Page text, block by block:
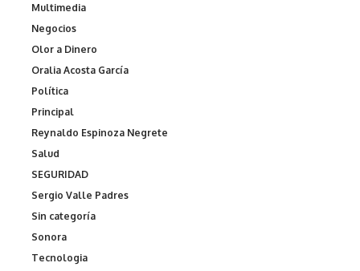
Multimedia
Negocios
Olor a Dinero
Oralia Acosta García
Política
Principal
Reynaldo Espinoza Negrete
Salud
SEGURIDAD
Sergio Valle Padres
Sin categoría
Sonora
Tecnologia